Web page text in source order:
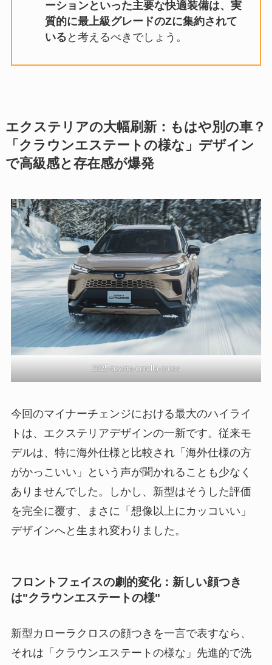
ーションといった主要な快適装備は、実
質的に最上級グレードのZに集約されて
いる と考えるべきでしょう。
エクステリアの大幅刷新：もはや別の車？
「クラウンエステートの様な」デザイン
で高級感と存在感が爆発
2025-toyota-corolla-cross
今回のマイナーチェンジにおける最大のハイライ
トは、エクステリアデザインの一新です。従来モ
デルは、特に海外仕様と比較され「海外仕様の方
がかっこいい」という声が聞かれることも少なく
ありませんでした。しかし、新型はそうした評価
を完全に覆す、まさに「想像以上にカッコいい」
デザインへと生まれ変わりました。
フロントフェイスの劇的変化：新しい顔つき
は"クラウンエステートの様"
新型カローラクロスの顔つきを一言で表すなら、
それは「クラウンエステートの様な」先進的で洗